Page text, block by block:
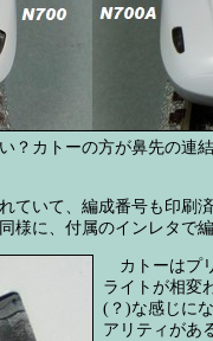
？カトーの方が鼻先の連
ていて、編成番号も印刷
に、付属のインレタで
カトーはプ
ライトが相変
(？)な感じに
アリティがあ